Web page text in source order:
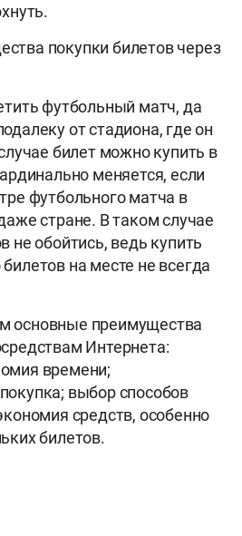
покупки билетов через
футбольный матч, да
от стадиона, где он
билет можно купить в
меняется, если
футбольного матча в
стране. В таком случае
не обойтись, ведь купить
на месте не всегда
основные преимущества
Интернета:
времени;
выбор способов
средств, особенно
билетов.